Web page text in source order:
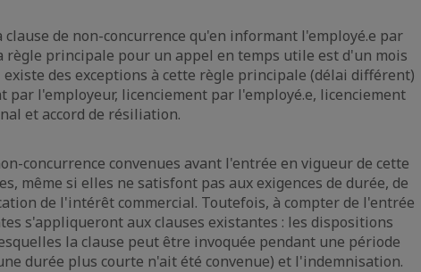
de non-concurrence qu'en informant l'employé.e par
règle principale pour un appel en temps utile est d'un mois
des exceptions à cette règle principale (délai différent)
par l'employeur, licenciement par l'employé.e, licenciement
et accord de résiliation.
concurrence convenues avant l'entrée en vigueur de cette
même si elles ne satisfont pas aux exigences de durée, de
de l'intérêt commercial. Toutefois, à compter de l'entrée
s'appliqueront aux clauses existantes : les dispositions
la clause peut être invoquée pendant une période
durée plus courte n'ait été convenue) et l'indemnisation.